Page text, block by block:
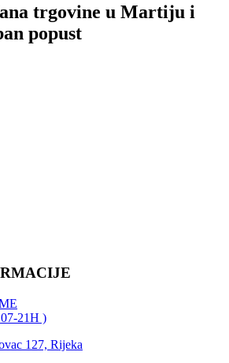
trgovine u Martiju i
popust
21H )
127, Rijeka